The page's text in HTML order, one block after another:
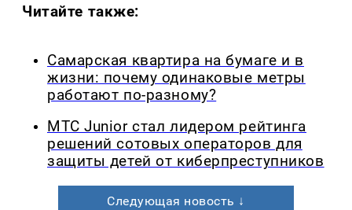
Читайте также:
Самарская квартира на бумаге и в
жизни: почему одинаковые метры
работают по-разному?
МТС Junior стал лидером рейтинга
решений сотовых операторов для
защиты детей от киберпреступников
Следующая новость ↓